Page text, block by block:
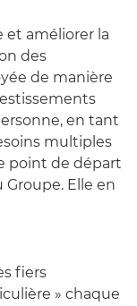
et améliorer la
des
de manière
en tant
multiples
point de départ
Elle en
fiers
» chaque